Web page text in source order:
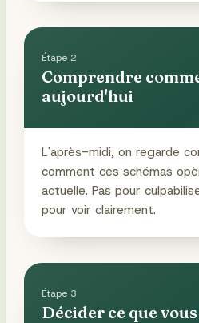
Étape 2
Comprendre
aujourd'hui
L'après-midi, on regarde
comment ces schémas
actuelle. Pas pour
pour voir clairement.
Étape 3
Décider ce que